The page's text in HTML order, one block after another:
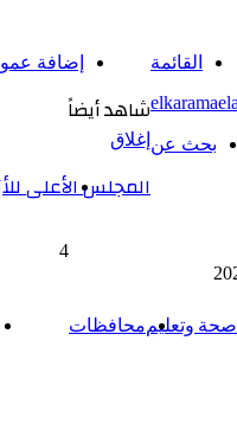
إضافة القائمة
بحث عن
صحة وتعليممحافظات
شاهد أيضاً
إغلاق
المجلس الأعلى
4